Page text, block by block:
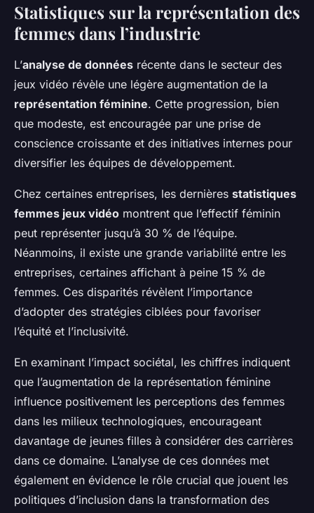
Statistiques sur la représentation des
femmes dans l’industrie
L’analyse de données récente dans le secteur des
jeux vidéo révèle une légère augmentation de la
représentation féminine. Cette progression, bien
que modeste, est encouragée par une prise de
conscience croissante et des initiatives internes pour
diversifier les équipes de développement.
Chez certaines entreprises, les dernières statistiques
femmes jeux vidéo montrent que l’effectif féminin
peut représenter jusqu’à 30 % de l’équipe.
Néanmoins, il existe une grande variabilité entre les
entreprises, certaines affichant à peine 15 % de
femmes. Ces disparités révèlent l’importance
d’adopter des stratégies ciblées pour favoriser
l’équité et l’inclusivité.
En examinant l’impact sociétal, les chiffres indiquent
que l’augmentation de la représentation féminine
influence positivement les perceptions des femmes
dans les milieux technologiques, encourageant
davantage de jeunes filles à considérer des carrières
dans ce domaine. L’analyse de ces données met
également en évidence le rôle crucial que jouent les
politiques d’inclusion dans la transformation des